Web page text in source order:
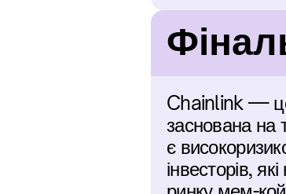
Chainlink — це
заснована на
є
інвесторів,